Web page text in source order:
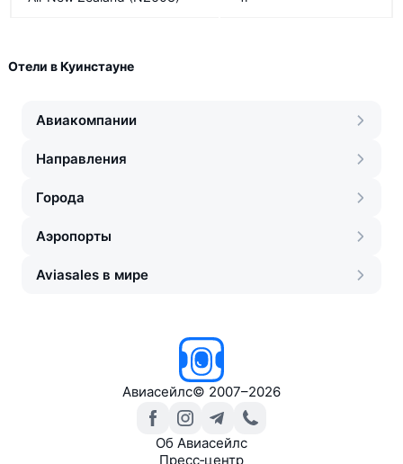
Отели в Куинстауне
Авиакомпании
Направления
Города
Аэропорты
Aviasales в мире
Авиасейлс© 2007–2026
Об Авиасейлс
Пресс‑центр